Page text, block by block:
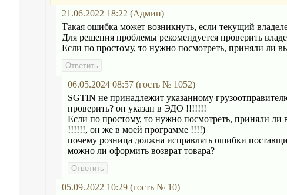
21.06.2022 18:22 (Админ)
Такая ошибка может возникнуть, если текущий
Для решения проблемы рекомендуется проверить
Если по простому, то нужно посмотреть, приняли ли
06.05.2024 08:57 (гость № 1052)
SGTIN не принадлежит указанному
проверить? он указан в ЭДО !!!!!!!
Если по простому, то нужно посмотреть, приняли
!!!!!!, он же в моей программе !!!!)
почему розница должна исправлять ошибки
можно ли оформить возврат товара?
05.09.2022 10:29 (гость № 10)